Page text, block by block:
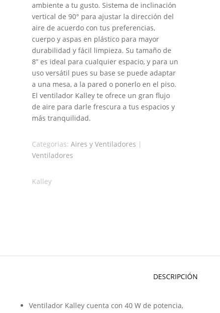
ambiente a tu gusto. Sistema de inclinación
vertical de 90° para ajustar la dirección del
aire de acuerdo con tus preferencias,
cuerpo y aspas en plástico para mayor
durabilidad y fácil limpieza. Su tamaño de
8” es ideal para cualquier espacio, y para un
uso versátil pues su base se puede adaptar
a una mesa, a la pared o ponerlo en el piso.
El ventilador Kalley te ofrece un gran flujo
de aire para darle frescura a tus espacios y
más tranquilidad.
Categorias: Aires y Ventiladores |
Ventiladores
Kalley
DESCRIPCIÓN
Ventilador Kalley cuenta con 40 W de potencia,